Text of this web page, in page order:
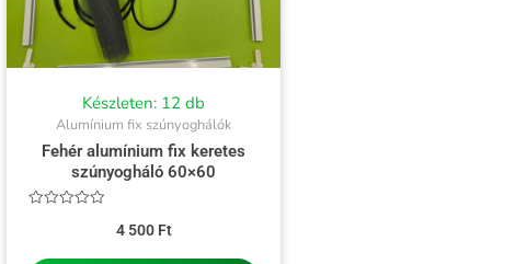
Készleten: 12 db
Alumínium fix szúnyoghálók
Fehér alumínium fix keretes
szúnyogháló 60×60
4 500 Ft